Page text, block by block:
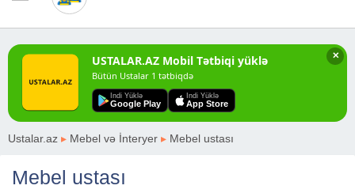
✕
USTALAR.AZ Mobil Tətbiqi yüklə
Bütün Ustalar 1 tətbiqdə
Indi Yüklə
Google Play
Indi Yüklə
App Store
Ustalar.az ▸ Mebel və İnteryer ▸ Mebel ustası
Mebel ustası